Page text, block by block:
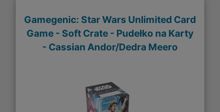
Gamegenic: Star Wars Unlimited Card
Game - Soft Crate - Pudełko na Karty
- Cassian Andor/Dedra Meero